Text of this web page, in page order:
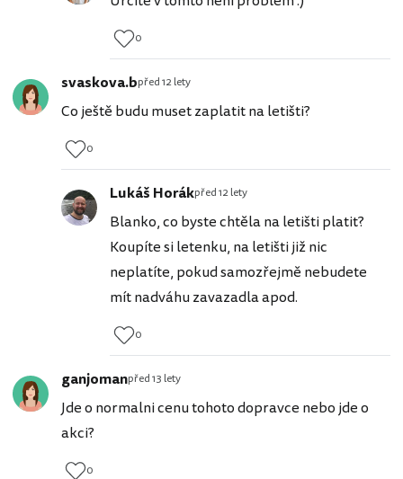
0
svaskova.bpřed 12 lety
Co ještě budu muset zaplatit na letišti?
0
Lukáš Horákpřed 12 lety
Blanko, co byste chtěla na letišti platit?
Koupíte si letenku, na letišti již nic
neplatíte, pokud samozřejmě nebudete
mít nadváhu zavazadla apod.
0
ganjomanpřed 13 lety
Jde o normalni cenu tohoto dopravce nebo jde o
akci?
0